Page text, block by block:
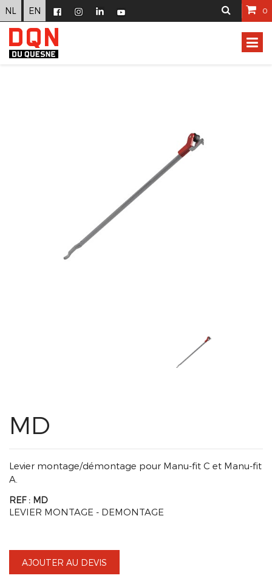
NL EN 0
MD
Levier montage/démontage pour Manu-fit C et Manu-fit
A.
REF : MD
LEVIER MONTAGE - DEMONTAGE
AJOUTER AU DEVIS